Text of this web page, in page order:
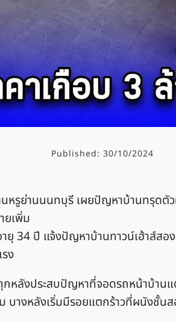
Published: 30/10/2024
หรูย่านนนทบุรี เผยปัญหาบ้านทรุดตั
ยเพิ่ม
34 ปี แจ้งปัญหาบ้านทาวน์เฮ้าส์สอ
ง
ลังประสบปัญหาที่จอดรถหน้าบ้านแ
บางหลังเริ่มมีรอยแตกร้าวที่ผนังชั้น